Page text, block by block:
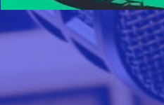
Colombia, Democracia Digital
Elecciones2023